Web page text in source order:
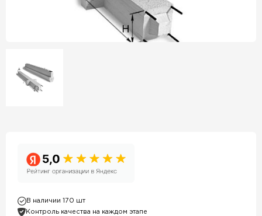
В наличии 170 шт
Контроль качества на каждом этапе